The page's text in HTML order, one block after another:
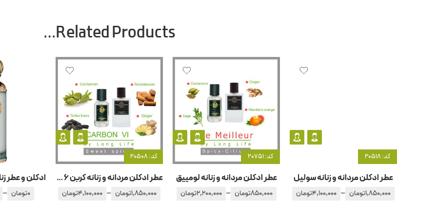
Related Products…
کد: 20518
عطر ادکلن مردانه و زنانه سولیل
1,850,000تومان –
4,100,000تومان
کد: 20751
عطر ادکلن مردانه و زنانه لومییق
850,000تومان –
2,200,000تومان
کد: 20508
عطر ادکلن مردانه و زنانه کربن 6 Vl
1,850,000تومان –
4,100,000تومان 0تومان –